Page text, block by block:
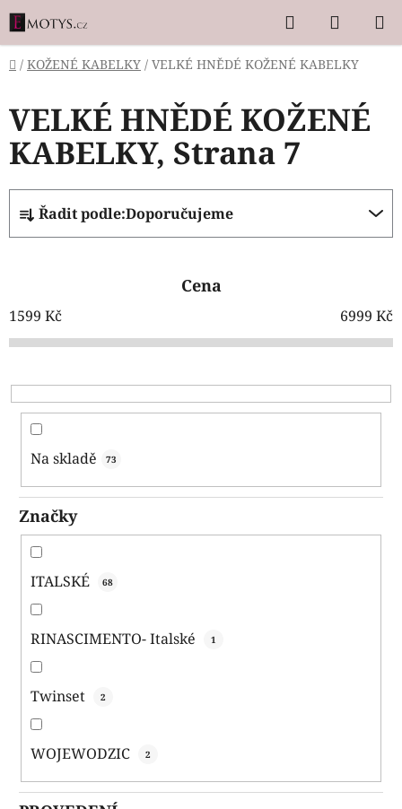
Přejít
na
obsah
Hledat
KOŠÍK
Domů
/ KOŽENÉ KABELKY / VELKÉ HNĚDÉ KOŽENÉ KABELKY
VELKÉ HNĚDÉ KOŽENÉ
KABELKY, Strana 7
Ř
a
z
í
p
o
d
ů
Řadit podle:Doporučujeme
Cena
1599 Kč 6999 Kč
Na skladě 73
Značky
ITALSKÉ 68
RINASCIMENTO- Italské 1
Twinset 2
WOJEWODZIC 2